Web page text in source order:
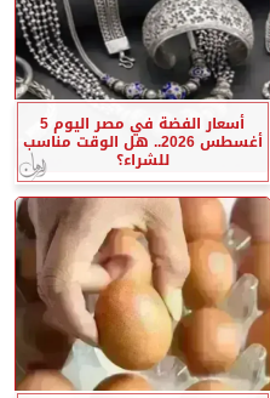
أسعار الفضة في مصر اليوم 5
أغسطس 2026.. هل الوقت مناسب
للشراء؟